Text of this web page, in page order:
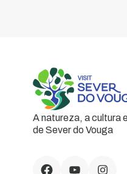
A natureza, a cultura
de Sever do Vouga